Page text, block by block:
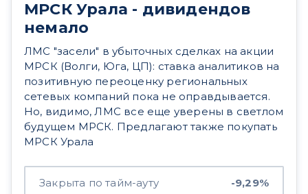
МРСК Урала - дивидендов
немало
ЛМС "засели" в убыточных сделках на акции
МРСК (Волги, Юга, ЦП): ставка аналитиков на
позитивную переоценку региональных
сетевых компаний пока не оправдывается.
Но, видимо, ЛМС все еще уверены в светлом
будущем МРСК. Предлагают также покупать
МРСК Урала
Закрыта по тайм-ауту -9,29%